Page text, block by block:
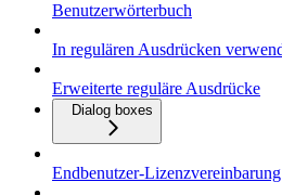
Benutzerwörterbuch
In regulären Ausdrücken
Erweiterte reguläre Ausdrücke
Dialog boxes
Endbenutzer-Lizenzvereinbarung